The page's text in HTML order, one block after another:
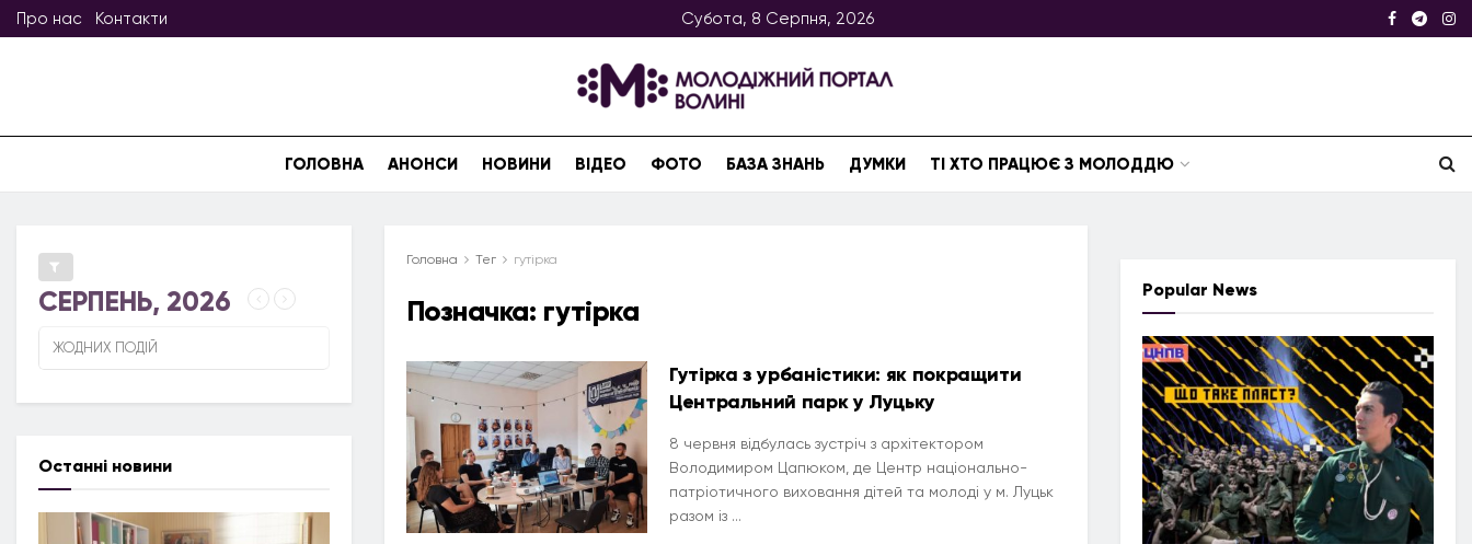
Про нас Контакти Субота, 8 Серпня, 2026
ГОЛОВНА АНОНСИ НОВИНИ ВІДЕО ФОТО БАЗА ЗНАНЬ ДУМКИ ТІ ХТО ПРАЦЮЄ З МОЛОДДЮ
Головна Тег гутірка
Позначка: гутірка
Гутірка з урбаністики: як покращити
Центральний парк у Луцьку
8 червня відбулась зустріч з архітектором
Володимиром Цапюком, де Центр національно-
патріотичного виховання дітей та молоді у м. Луцьк
разом із ...
СЕРПЕНЬ, 2026
ЖОДНИХ ПОДІЙ
Останні новини
Popular News